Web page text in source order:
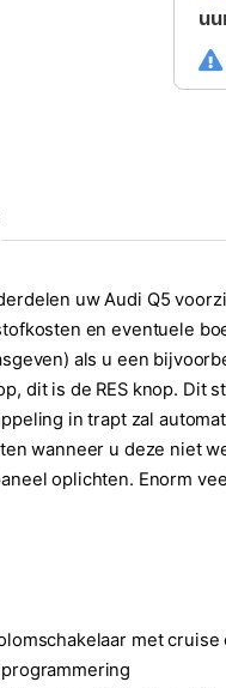
uw Audi Q5
en eventuele
als u een
dit is de RES knop. Dit
in trapt zal
wanneer u deze niet
oplichten. Enorm
met